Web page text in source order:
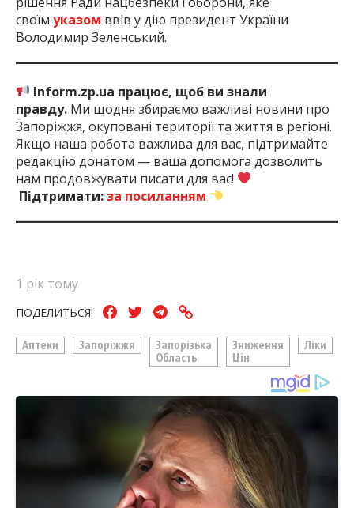
своїм указом ввів у дію президент України
Володимир Зеленський.
Inform.zp.ua працює, щоб ви знали
правду. Ми щодня збираємо важливі новини про
Запоріжжя, окуповані території та життя в регіоні.
Якщо наша робота важлива для вас, підтримайте
редакцію донатом — ваша допомога дозволить
нам продовжувати писати для вас!
Підтримати:за посиланням
1 рік тому
ПОДЕЛИТЬСЯ:
Аптеки Запоріжжя
Запорізька
Область
Зниження
Цін
Ліки